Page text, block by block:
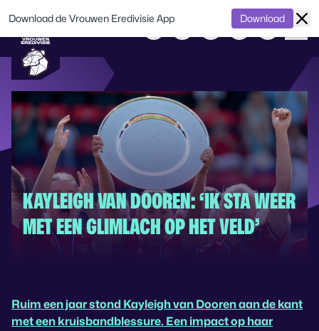
KAYLEIGH VAN DOOREN: ‘IK STA WEER
MET EEN GLIMLACH OP HET VELD’
Ruim een jaar stond Kayleigh van Dooren aan de kant
met een kruisbandblessure. Een impact op haar
Download de Vrouwen Eredivisie App Download